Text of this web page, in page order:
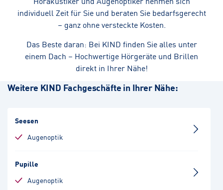
individuell Zeit für Sie und beraten Sie bedarfsgerecht
– ganz ohne versteckte Kosten.
Das Beste daran: Bei KIND finden Sie alles unter
einem Dach – Hochwertige Hörgeräte und Brillen
direkt in Ihrer Nähe!
Weitere KIND Fachgeschäfte in Ihrer Nähe:
Seesen
Augenoptik
Pupille
Augenoptik